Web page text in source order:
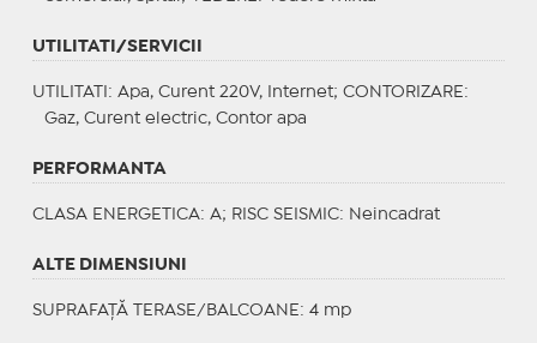
UTILITATI/SERVICII
UTILITATI : Apa, Curent 220V, Internet; CONTORIZARE :
Gaz, Curent electric, Contor apa
PERFORMANTA
CLASA ENERGETICA: A; RISC SEISMIC: Neincadrat
ALTE DIMENSIUNI
SUPRAFAȚĂ TERASE/BALCOANE: 4 mp